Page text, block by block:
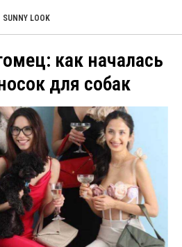
SUNNY LOOK
как началась
для собак